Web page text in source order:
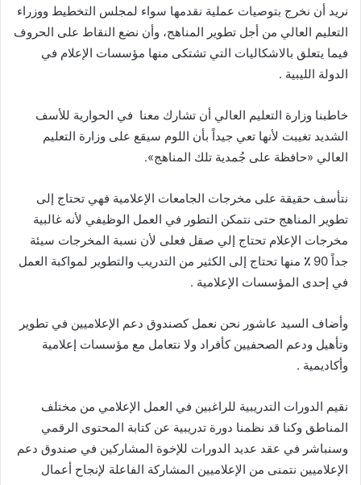
نريد أن نخرج بتوصيات عملية نقدمها سواء لمجلس التخطيط ووزراء
التعليم العالي من أجل تطوير المناهج، وأن نضع النقاط على الحروف
فيما يتعلق بالاشكاليات التي تشتكى منها مؤسسات الإعلام في
الدولة الليبية .
خاطبنا وزارة التعليم العالي أن تشارك معنا في الحوارية للأسف
الشديد تغيبت لأنها تعي جيداً بأن اللوم سيقع على وزارة التعليم
العالي «حافظة على جُمدية تلك المناهج»
.
نتأسف حقيقة على مخرجات الجامعات الإعلامية فهي تحتاج إلى
تطوير المناهج حتى نتمكن التطور في العمل الوظيفي لأنه غالبية
مخرجات الإعلام تحتاج إلي صقل فعلى لأن نسبة المخرجات سيئة
جداً 90 ٪ منها تحتاج إلى الكثير من التدريب والتطوير لمواكبة العمل
في إحدى المؤسسات الإعلامية .
وأضاف السيد عاشور نحن نعمل كصندوق دعم الإعلاميين في تطوير
وتأهيل ودعم الصحفيين كأفراد ولا نتعامل مع مؤسسات إعلامية
وأكاديمية .
نقيم الدورات التدريبية للراغبين في العمل الإعلامي من مختلف
المناطق وكنا قد نظمنا دورة تدريبية عن كتابة المحتوى الرقمي
وسنباشر في عقد عديد الدورات للإخوة المشاركين في صندوق دعم
الإعلاميين نتمنى من الإعلاميين المشاركة الفاعلة لإنجاح أعمال